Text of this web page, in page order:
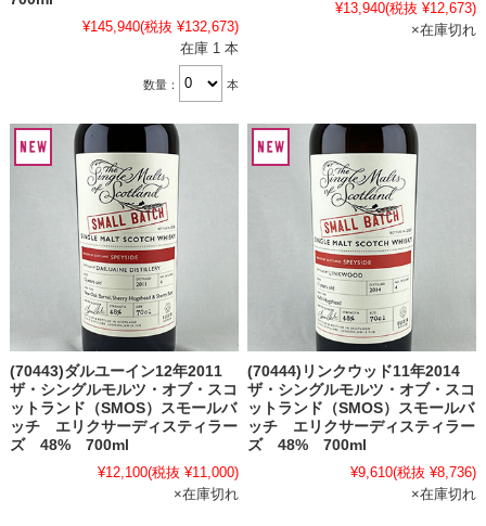
¥145,940(税抜 ¥132,673)
在庫 1 本
数量： 本
¥13,940(税抜 ¥12,673)
×在庫切れ
(70443)ダルユーイン12年2011
ザ・シングルモルツ・オブ・スコ
ットランド（SMOS）スモールバ
ッチ エリクサーディスティラー
ズ 48% 700ml
¥12,100(税抜 ¥11,000)
×在庫切れ
(70444)リンクウッド11年2014
ザ・シングルモルツ・オブ・スコ
ットランド（SMOS）スモールバ
ッチ エリクサーディスティラー
ズ 48% 700ml
¥9,610(税抜 ¥8,736)
×在庫切れ